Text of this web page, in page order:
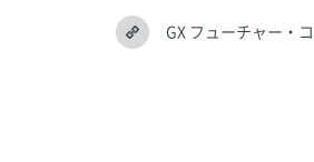
GX フューチャー・